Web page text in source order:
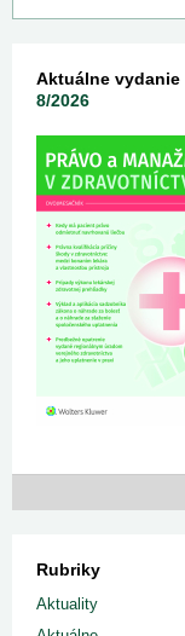
Aktuálne vydanie
8/2026
Rubriky
Aktuality